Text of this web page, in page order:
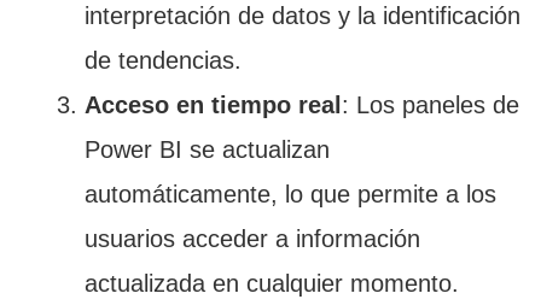
interpretación de datos y la identificación
de tendencias.
Acceso en tiempo real: Los paneles de
Power BI se actualizan
automáticamente, lo que permite a los
usuarios acceder a información
actualizada en cualquier momento.